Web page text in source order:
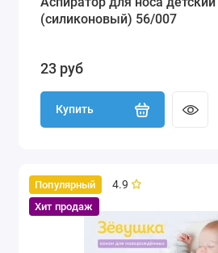
(силиконовый) 56/007
23 руб
Купить
Популярный
Хит продаж
4.9